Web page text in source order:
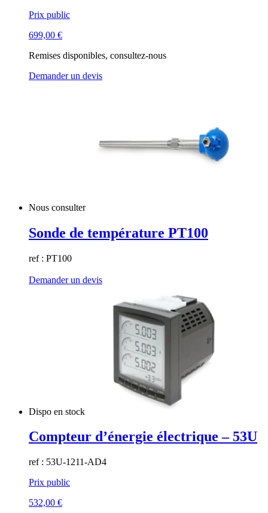
Prix public
699,00 €
Remises disponibles, consultez-nous
Demander un devis
Nous consulter
Sonde de température PT100
ref : PT100
Demander un devis
Dispo en stock
Compteur d’énergie électrique – 53U
ref : 53U-1211-AD4
Prix public
532,00 €